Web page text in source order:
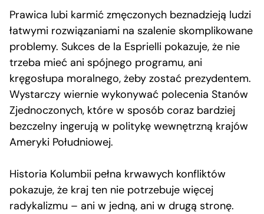
Prawica lubi karmić zmęczonych beznadzieją ludzi
łatwymi rozwiązaniami na szalenie skomplikowane
problemy. Sukces de la Esprielli pokazuje, że nie
trzeba mieć ani spójnego programu, ani
kręgosłupa moralnego, żeby zostać prezydentem.
Wystarczy wiernie wykonywać polecenia Stanów
Zjednoczonych, które w sposób coraz bardziej
bezczelny ingerują w politykę wewnętrzną krajów
Ameryki Południowej.
Historia Kolumbii pełna krwawych konfliktów
pokazuje, że kraj ten nie potrzebuje więcej
radykalizmu – ani w jedną, ani w drugą stronę.